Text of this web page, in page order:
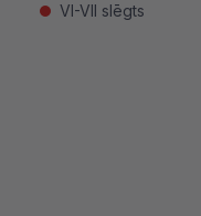
VI-VII slēgts